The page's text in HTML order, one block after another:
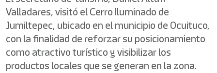
Valladares, visitó el Cerro Iluminado de
Jumiltepec, ubicado en el municipio de Ocuituco,
con la finalidad de reforzar su posicionamiento
como atractivo turístico y visibilizar los
productos locales que se generan en la zona.